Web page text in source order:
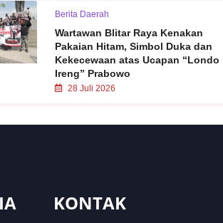
Berita Daerah
Wartawan Blitar Raya Kenakan
Pakaian Hitam, Simbol Duka dan
Kekecewaan atas Ucapan “Londo
Ireng” Prabowo
28 Juli 2026
KONTAK